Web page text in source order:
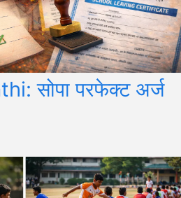
सोपा परफेक्ट अर्ज